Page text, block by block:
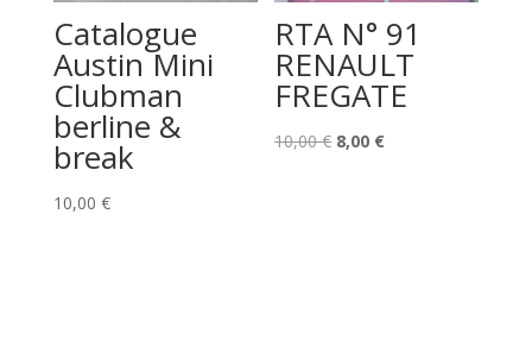
Catalogue
Austin Mini
Clubman
berline &
break
10,00 €
RTA N° 91
RENAULT
FREGATE
10,00€ Le
8,00 €Le